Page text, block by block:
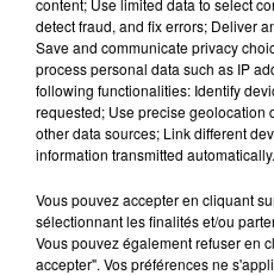
DERNIERS
24 juillet 2026
Les
content; Use limited data to select
detect fraud, and fix errors; Deliver
Save and communicate privacy
process personal data such as IP
following functionalities: Identify
requested; Use precise geolocation
other data sources; Link different
information transmitted automatically.
Vous pouvez accepter en cliquant
sélectionnant les finalités et/ou
Vous pouvez également refuser en
accepter". Vos préférences ne